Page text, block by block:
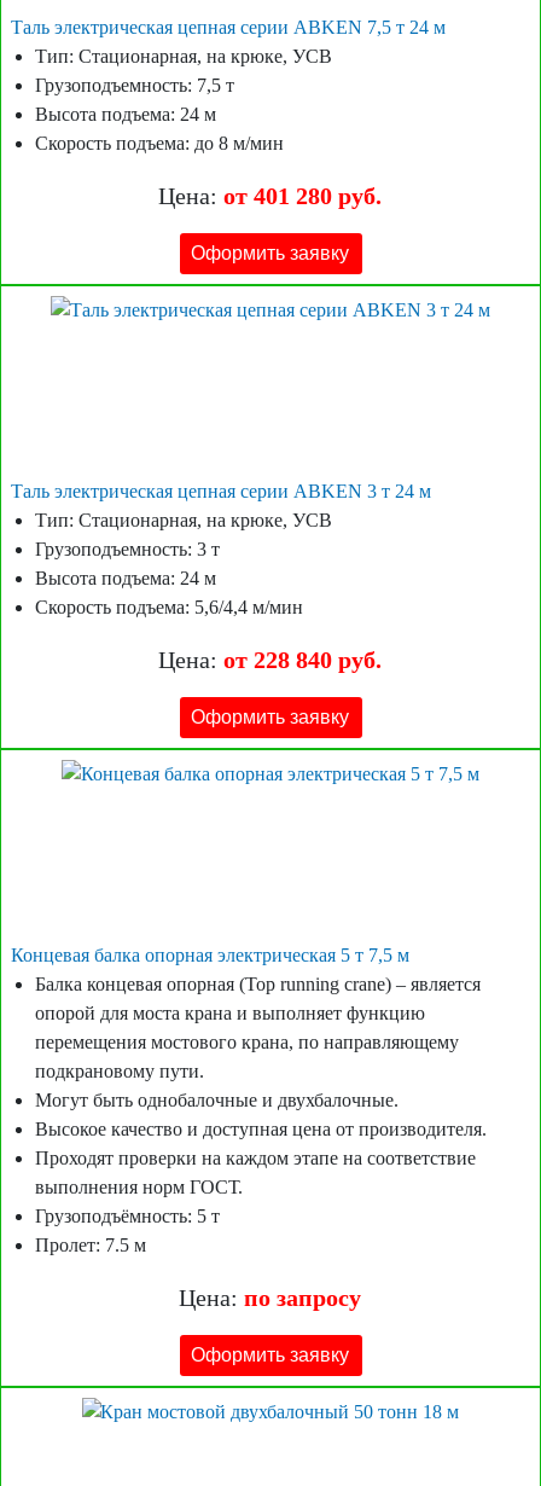
Таль электрическая цепная серии ABKEN 7,5 т 24 м
Тип: Стационарная, на крюке, УСВ
Грузоподъемность: 7,5 т
Высота подъема: 24 м
Скорость подъема: до 8 м/мин
Цена:от 401 280 руб.
Оформить заявку
Таль электрическая цепная серии ABKEN 3 т 24 м
Тип: Стационарная, на крюке, УСВ
Грузоподъемность: 3 т
Высота подъема: 24 м
Скорость подъема: 5,6/4,4 м/мин
Цена:от 228 840 руб.
Оформить заявку
Концевая балка опорная электрическая 5 т 7,5 м
Балка концевая опорная (Top running crane) – является
опорой для моста крана и выполняет функцию
перемещения мостового крана, по направляющему
подкрановому пути.
Могут быть однобалочные и двухбалочные.
Высокое качество и доступная цена от производителя.
Проходят проверки на каждом этапе на соответствие
выполнения норм ГОСТ.
Грузоподъёмность: 5 т
Пролет: 7.5 м
Цена:по запросу
Оформить заявку